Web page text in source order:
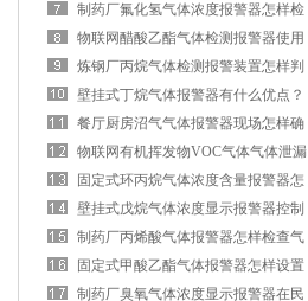
确定检测位置？
制药厂氟化氢气体浓度报警器怎样检
测零点？
物联网醋酸乙酯气体检测报警器使用
前怎样检验？
炼钢厂丙烷气体检测报警装置怎样判
断好坏？
壁挂式丁烷气体报警器有什么优点？
餐厅厨房沼气气体报警器现场怎样确
定安装？
物联网有机挥发物VOC气体气体泄漏
报警器的安装要求有什么？
固定式环丙烷气体浓度含量报警器怎
样接线？
壁挂式戊烷气体浓度显示报警器控制
器怎样维护？
制药厂丙烯酸气体报警器怎样检查气
体？
固定式甲酸乙酯气体报警器怎样设置
报警值？
制药厂臭氧气体浓度显示报警器在民